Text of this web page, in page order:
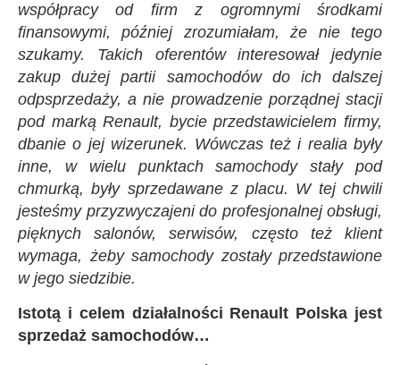
współpracy od firm z ogromnymi środkami
finansowymi, później zrozumiałam, że nie tego
szukamy. Takich oferentów interesował jedynie
zakup dużej partii samochodów do ich dalszej
odpsprzedaży, a nie prowadzenie porządnej stacji
pod marką Renault, bycie przedstawicielem firmy,
dbanie o jej wizerunek. Wówczas też i realia były
inne, w wielu punktach samochody stały pod
chmurką, były sprzedawane z placu. W tej chwili
jesteśmy przyzwyczajeni do profesjonalnej obsługi,
pięknych salonów, serwisów, często też klient
wymaga, żeby samochody zostały przedstawione
w jego siedzibie.
Istotą i celem działalności Renault Polska jest
sprzedaż samochodów…